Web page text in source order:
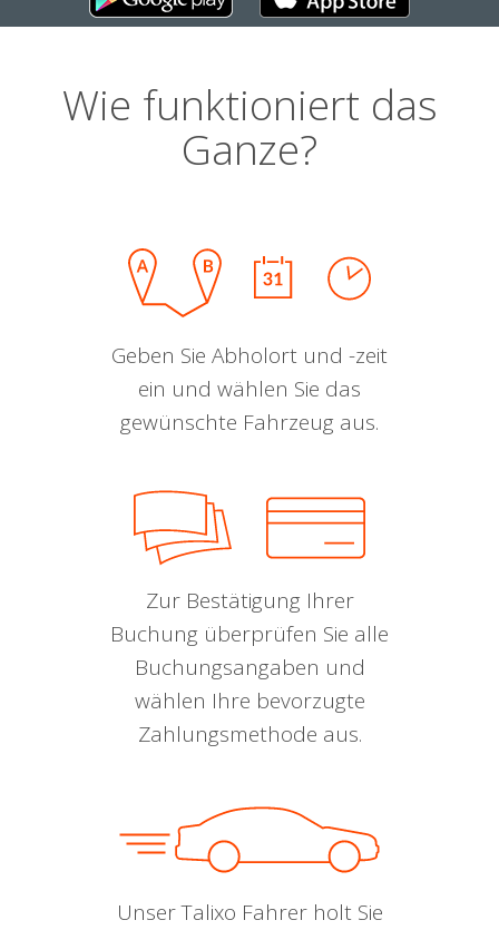
Wie funktioniert das
Ganze?
Geben Sie Abholort und -zeit
ein und wählen Sie das
gewünschte Fahrzeug aus.
Zur Bestätigung Ihrer
Buchung überprüfen Sie alle
Buchungsangaben und
wählen Ihre bevorzugte
Zahlungsmethode aus.
Unser Talixo Fahrer holt Sie